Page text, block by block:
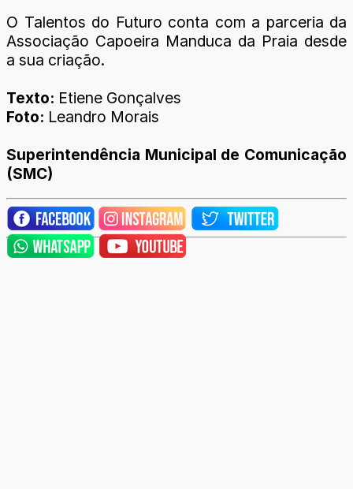
O Talentos do Futuro conta com a parceria da
Associação Capoeira Manduca da Praia desde
a sua criação.
Texto: Etiene Gonçalves
Foto: Leandro Morais
Superintendência Municipal de Comunicação
(SMC)